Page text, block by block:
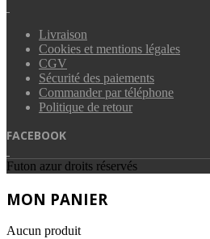
Livraison
Cookies et mentions légales
CGV
Sécurité des paiements
Commander par téléphone
Politique de retour
FACEBOOK
Futon azur droits réservés
MON PANIER
Aucun produit